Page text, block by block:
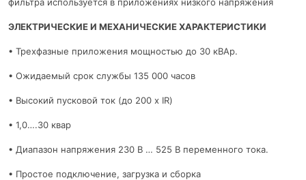
ЭЛЕКТРИЧЕСКИЕ И МЕХАНИЧЕСКИЕ ХАРАКТЕРИСТИКИ
• Трехфазные приложения мощностью до 30 кВАр.
• Ожидаемый срок службы 135 000 часов
• Высокий пусковой ток (до 200 x IR)
• 1,0….30 квар
• Диапазон напряжения 230 В … 525 В переменного тока.
• Простое подключение, загрузка и сборка